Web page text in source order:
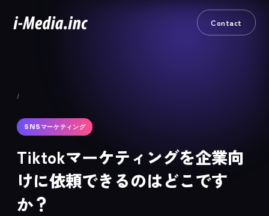
Contact
/
SNSマーケティング
Tiktokマーケティングを企業向
けに依頼できるのはどこです
か？